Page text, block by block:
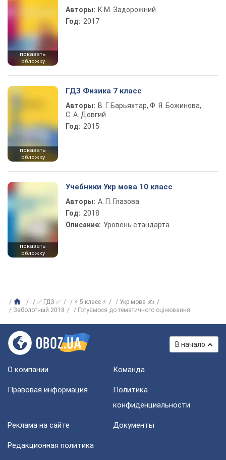
показать
обложку
Авторы: К.М. Задорожний
Год: 2017
показать
обложку
ГДЗ Физика 7 класс
Авторы: В. Г. Барьяхтар, Ф. Я. Божинова,
С. А. Довгий
Год: 2015
показать
обложку
Учебники Укр мова 10 класс
Авторы: А. П. Глазова
Год: 2018
Описание: Уровень стандарта
✅ ГДЗ ✅ ⚡ 5 класс ⚡
Укр мова ✍
Заболотный 2018
Готуємося до тематичного оцінювання
В начало
О компании Команда
Правовая информация
Политика
конфиденциальности
Реклама на сайте Документы
Редакционная политика